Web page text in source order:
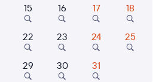
7,1
01:39
13 ч 21 м в пути
15 16 17 18
22 23 24 25
29 30 31